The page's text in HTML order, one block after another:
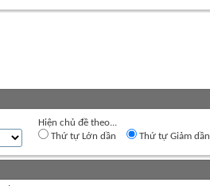
Hiện chủ đề theo...
Thứ tự Lớn dần
Thứ tự Giảm dần